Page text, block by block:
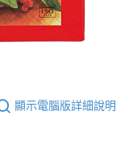
顯示電腦版詳細說明